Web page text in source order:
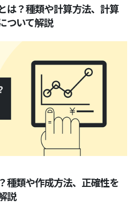
は？種類や計算方法、計算
ついて解説
種類や作成方法、正確性を
説